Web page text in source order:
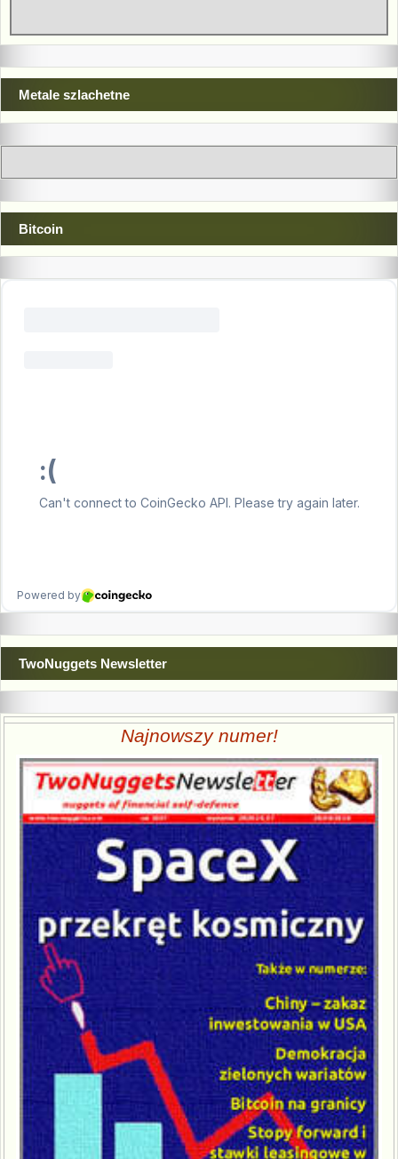
Metale szlachetne
Bitcoin
TwoNuggets Newsletter
Najnowszy numer!